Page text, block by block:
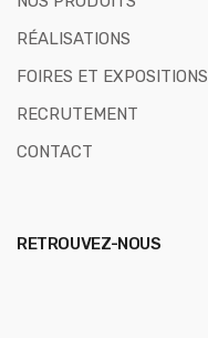
RÉALISATIONS
FOIRES ET EXPOSITIONS
RECRUTEMENT
CONTACT
RETROUVEZ-NOUS